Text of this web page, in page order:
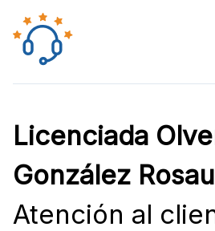
Licenciada
González
Atención al